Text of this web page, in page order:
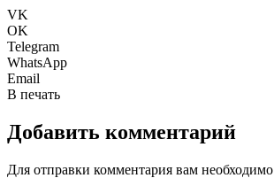
VK
OK
Telegram
WhatsApp
Email
В печать
Добавить комментарий
Для отправки комментария вам необходимо